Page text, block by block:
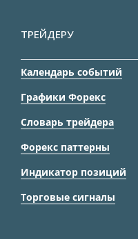
ТРЕЙДЕРУ
Календарь событий
Графики Форекс
Словарь трейдера
Форекс паттерны
Индикатор позиций
Торговые сигналы